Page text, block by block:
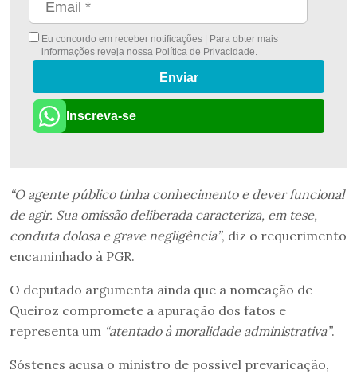
Eu concordo em receber notificações | Para obter mais
informações reveja nossa Política de Privacidade.
Enviar
Inscreva-se
“O agente público tinha conhecimento e dever funcional
de agir. Sua omissão deliberada caracteriza, em tese,
conduta dolosa e grave negligência”, diz o requerimento
encaminhado à PGR.
O deputado argumenta ainda que a nomeação de
Queiroz compromete a apuração dos fatos e
representa um “atentado à moralidade administrativa”.
Sóstenes acusa o ministro de possível prevaricação,